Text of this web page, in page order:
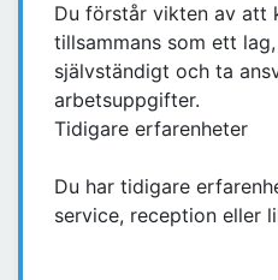
Du förstår vikten av att
tillsammans som ett
självständigt och ta
arbetsuppgifter.
Tidigare erfarenheter
Du har tidigare
service, reception eller